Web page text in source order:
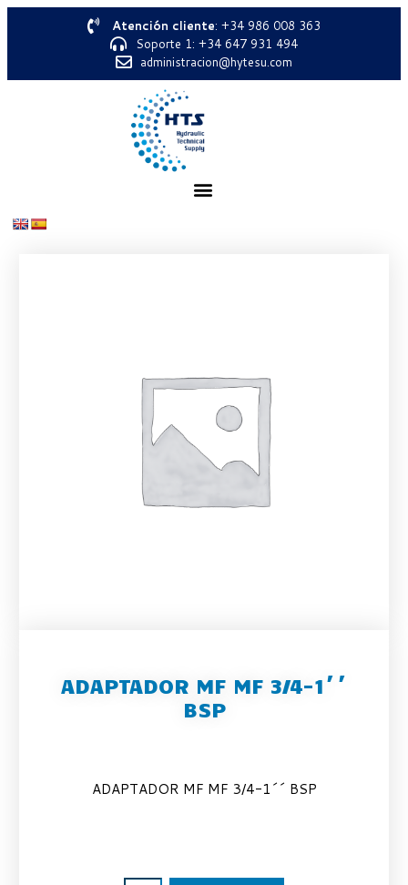
Atención cliente: +34 986 008 363
Soporte 1: +34 647 931 494
administracion@hytesu.com
ADAPTADOR MF MF 3/4-1´´
BSP
ADAPTADOR MF MF 3/4-1´´ BSP